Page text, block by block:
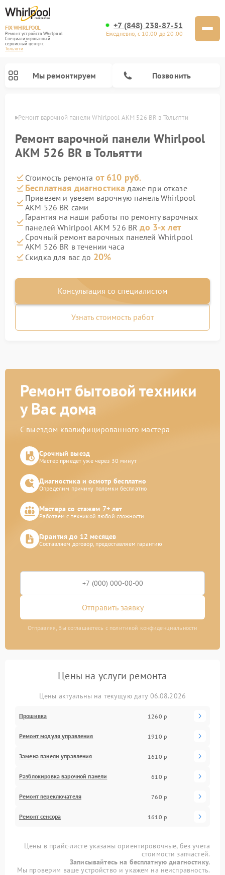
FIX-WHIRLPOOL
Ремонт устройств Whirlpool
Специализированный
cервисный центр г.
Тольятти
+7 (848) 238-87-51
Ежедневно, с 10:00 до 20:00
Мы ремонтируем Позвонить
Ремонт варочной панели Whirlpool AKM 526 BR в Тольятти
Ремонт варочной панели Whirlpool
AKM 526 BR в Тольятти
Стоимость ремонта от 610 руб.
Бесплатная диагностика даже при отказе
Привезем и увезем варочную панель Whirlpool
AKM 526 BR сами
Гарантия на наши работы по ремонту варочных
панелей Whirlpool AKM 526 BRдо 3-х лет
Срочный ремонт варочных панелей Whirlpool
AKM 526 BR в течении часа
Скидка для вас до 20%
Консультация со специалистом
Узнать стоимость работ
Ремонт бытовой техники
у Вас дома
С выездом квалифицированного мастера
Срочный выезд
Мастер приедет уже через 30 минут
Диагностика и осмотр бесплатно
Определим причину поломки бесплатно
Мастера со стажем 7+ лет
Работаем с техникой любой сложности
Гарантия до 12 месяцев
Составляем договор, предоставляем гарантию
Отправить заявку
Отправляя, Вы соглашаетесь с политикой конфиденциальности
Цены на услуги ремонта
Цены актуальны на текущую дату 06.08.2026
Прошивка 1260 р
Ремонт модуля управления 1910 р
Замена панели управления 1610 р
Разблокировка варочной панели 610 р
Ремонт переключателя 760 р
Ремонт сенсора 1610 р
Цены в прайс-листе указаны ориентировочные, без учета
стоимости запчастей.
Записывайтесь на бесплатную диагностику.
Мы проверим ваше устройство и укажем на неисправность.